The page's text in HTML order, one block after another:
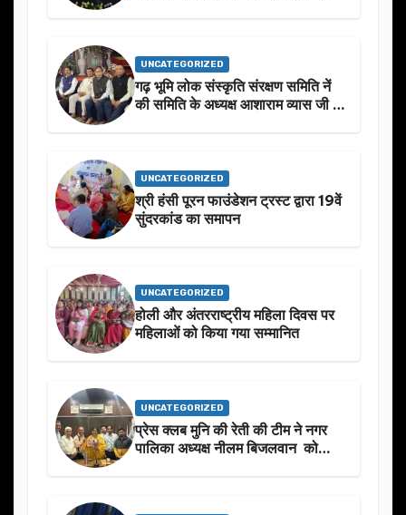
UNCATEGORIZED
गढ़ भूमि लोक संस्कृति संरक्षण समिति नें
की समिति के अध्यक्ष आशाराम व्यास जी के
UNCATEGORIZED
श्री हंसी पूरन फाउंडेशन ट्रस्ट द्वारा 19वें
सुंदरकांड का समापन
UNCATEGORIZED
होली और अंतरराष्ट्रीय महिला दिवस पर
महिलाओं को किया गया सम्मानित
UNCATEGORIZED
प्रेस क्लब मुनि की रेती की टीम ने नगर
पालिका अध्यक्ष नीलम बिजलवान को